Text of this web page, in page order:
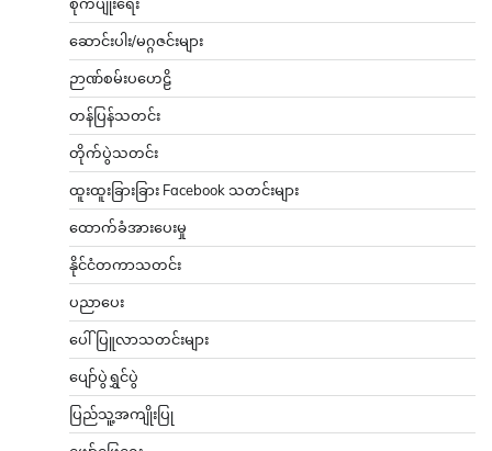
ဆောင်းပါး/မဂ္ဂဇင်းများ
ဉာဏ်စမ်းပဟေဠိ
တန်ပြန်သတင်း
တိုက်ပွဲသတင်း
ထူးထူးခြားခြား Facebook သတင်းများ
ထောက်ခံအားပေးမှု
နိုင်ငံတကာသတင်း
ပညာပေး
ပေါ်ပြူလာသတင်းများ
ပျော်ပွဲရွှင်ပွဲ
ပြည်သူ့အကျိုးပြု